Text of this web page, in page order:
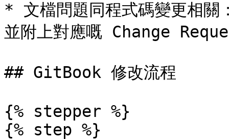
* 文檔問題同程式碼變更相關
並附上對應嘅 Change
## GitBook 修改流程
{% stepper %}
{% step %}